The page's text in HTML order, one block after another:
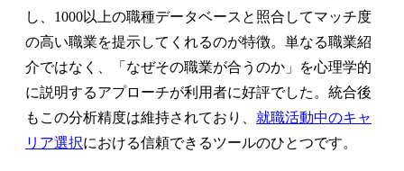
し、1000以上の職種データベースと照合してマッチ度
の高い職業を提示してくれるのが特徴。単なる職業紹
介ではなく、「なぜその職業が合うのか」を心理学的
に説明するアプローチが利用者に好評でした。統合後
もこの分析精度は維持されており、 就職活動中のキャ
リア選択における信頼できるツールのひとつです。